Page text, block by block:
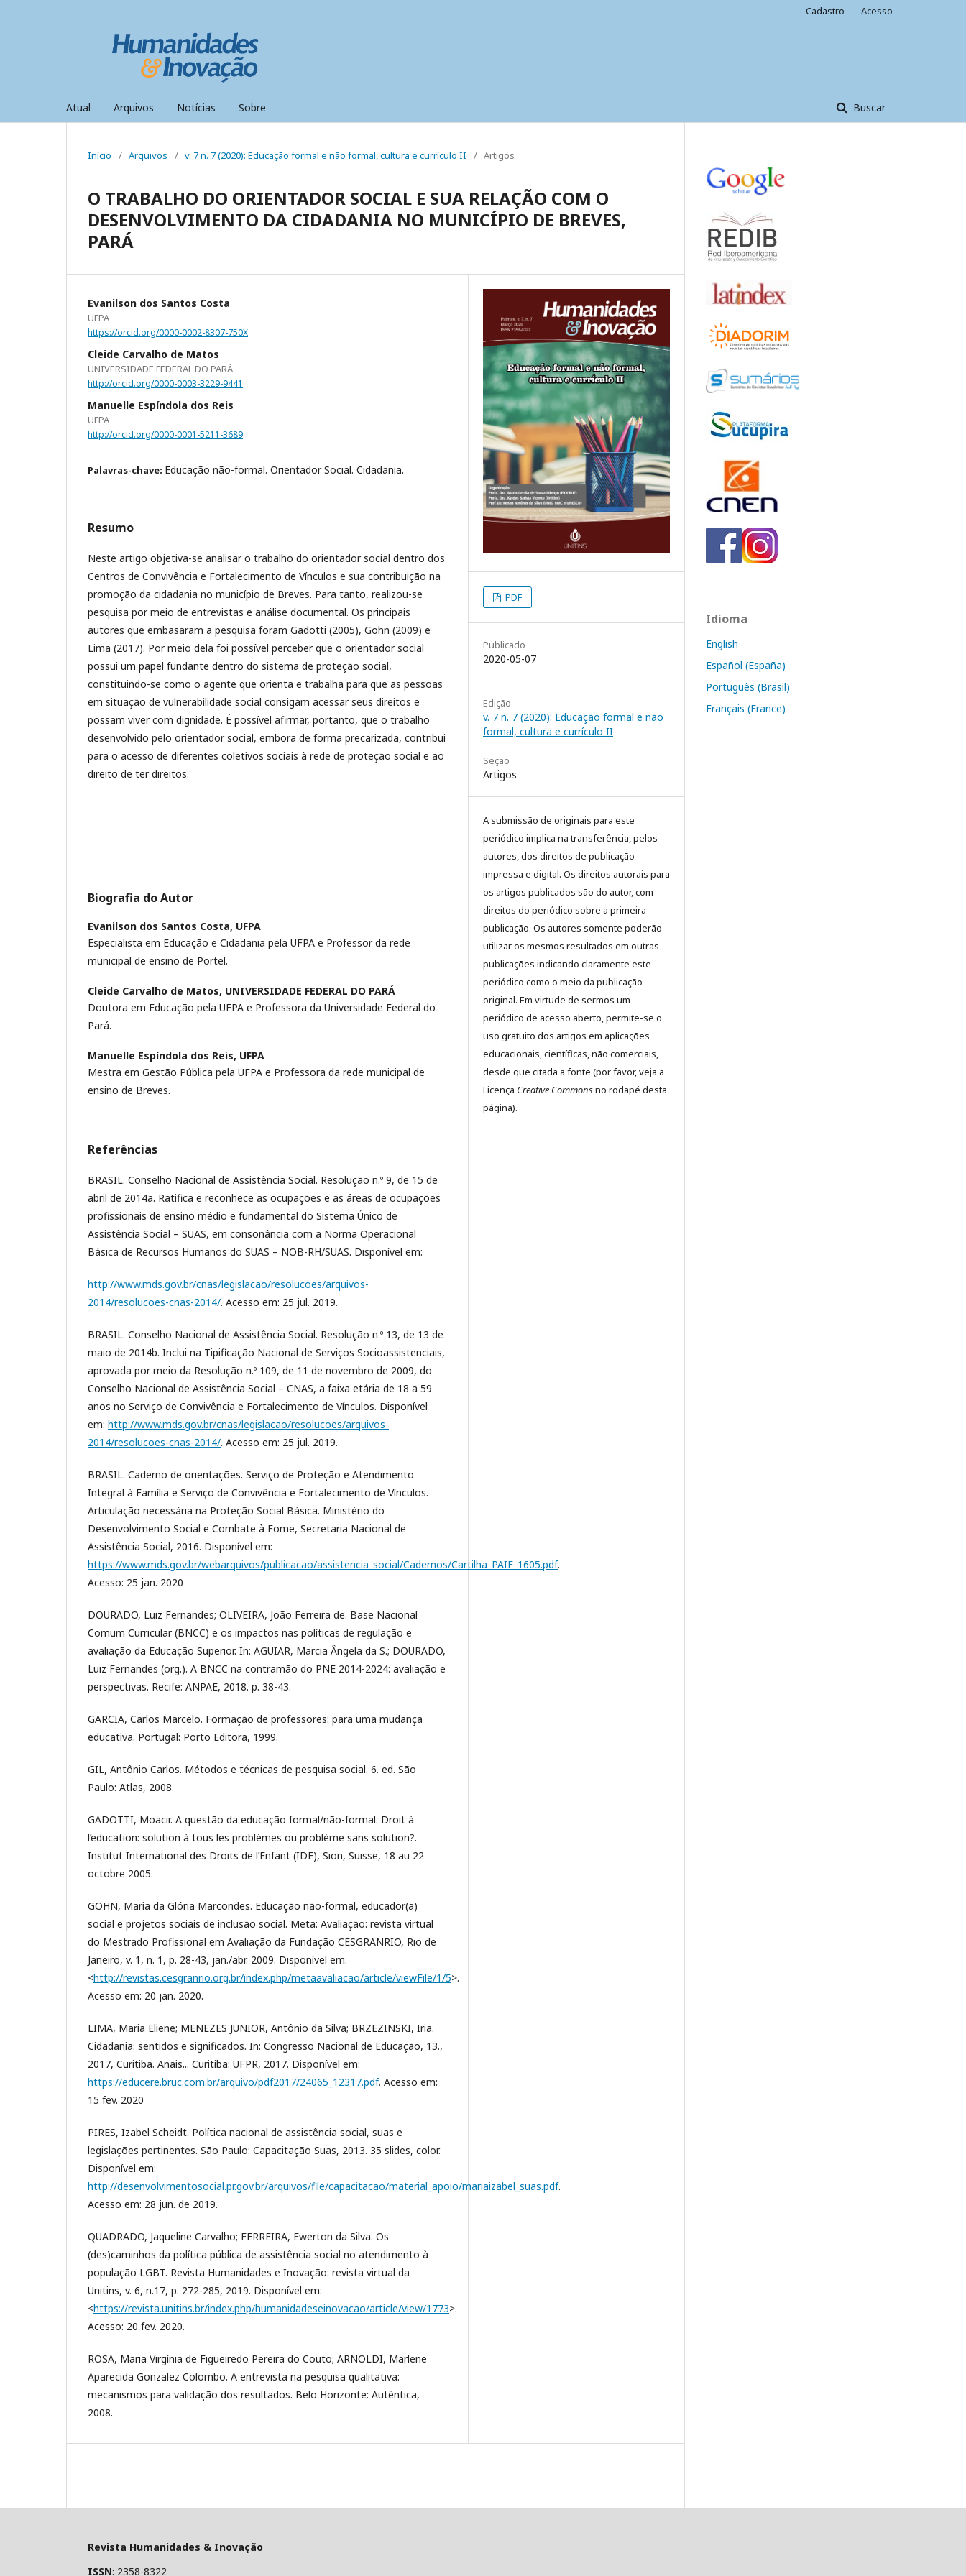
Atual Arquivos Notícias Sobre Buscar
Cadastro Acesso
Início / Arquivos / v. 7 n. 7 (2020): Educação formal e não formal, cultura e currículo II / Artigos
O TRABALHO DO ORIENTADOR SOCIAL E SUA RELAÇÃO COM O
DESENVOLVIMENTO DA CIDADANIA NO MUNICÍPIO DE BREVES,
PARÁ
Evanilson dos Santos Costa
UFPA
https://orcid.org/0000-0002-8307-750X
Cleide Carvalho de Matos
UNIVERSIDADE FEDERAL DO PARÁ
http://orcid.org/0000-0003-3229-9441
Manuelle Espíndola dos Reis
UFPA
http://orcid.org/0000-0001-5211-3689
Palavras-chave: Educação não-formal. Orientador Social. Cidadania.
Resumo
Neste artigo objetiva-se analisar o trabalho do orientador social dentro dos
Centros de Convivência e Fortalecimento de Vínculos e sua contribuição na
promoção da cidadania no município de Breves. Para tanto, realizou-se
pesquisa por meio de entrevistas e análise documental. Os principais
autores que embasaram a pesquisa foram Gadotti (2005), Gohn (2009) e
Lima (2017). Por meio dela foi possível perceber que o orientador social
possui um papel fundante dentro do sistema de proteção social,
constituindo-se como o agente que orienta e trabalha para que as pessoas
em situação de vulnerabilidade social consigam acessar seus direitos e
possam viver com dignidade. É possível afirmar, portanto, que o trabalho
desenvolvido pelo orientador social, embora de forma precarizada, contribui
para o acesso de diferentes coletivos sociais à rede de proteção social e ao
direito de ter direitos.
Biografia do Autor
Evanilson dos Santos Costa, UFPA
Especialista em Educação e Cidadania pela UFPA e Professor da rede
municipal de ensino de Portel.
Cleide Carvalho de Matos, UNIVERSIDADE FEDERAL DO PARÁ
Doutora em Educação pela UFPA e Professora da Universidade Federal do
Pará.
Manuelle Espíndola dos Reis, UFPA
Mestra em Gestão Pública pela UFPA e Professora da rede municipal de
ensino de Breves.
Referências
BRASIL. Conselho Nacional de Assistência Social. Resolução n.º 9, de 15 de
abril de 2014a. Ratifica e reconhece as ocupações e as áreas de ocupações
profissionais de ensino médio e fundamental do Sistema Único de
Assistência Social – SUAS, em consonância com a Norma Operacional
Básica de Recursos Humanos do SUAS – NOB-RH/SUAS. Disponível em:
http://www.mds.gov.br/cnas/legislacao/resolucoes/arquivos-
2014/resolucoes-cnas-2014/. Acesso em: 25 jul. 2019.
BRASIL. Conselho Nacional de Assistência Social. Resolução n.º 13, de 13 de
maio de 2014b. Inclui na Tipificação Nacional de Serviços Socioassistenciais,
aprovada por meio da Resolução n.º 109, de 11 de novembro de 2009, do
Conselho Nacional de Assistência Social – CNAS, a faixa etária de 18 a 59
anos no Serviço de Convivência e Fortalecimento de Vínculos. Disponível
em: http://www.mds.gov.br/cnas/legislacao/resolucoes/arquivos-
2014/resolucoes-cnas-2014/. Acesso em: 25 jul. 2019.
BRASIL. Caderno de orientações. Serviço de Proteção e Atendimento
Integral à Família e Serviço de Convivência e Fortalecimento de Vínculos.
Articulação necessária na Proteção Social Básica. Ministério do
Desenvolvimento Social e Combate à Fome, Secretaria Nacional de
Assistência Social, 2016. Disponível em:
https://www.mds.gov.br/webarquivos/publicacao/assistencia_social/Cadernos/Cartilha_PAIF_1605.pdf.
Acesso: 25 jan. 2020
DOURADO, Luiz Fernandes; OLIVEIRA, João Ferreira de. Base Nacional
Comum Curricular (BNCC) e os impactos nas políticas de regulação e
avaliação da Educação Superior. In: AGUIAR, Marcia Ângela da S.; DOURADO,
Luiz Fernandes (org.). A BNCC na contramão do PNE 2014-2024: avaliação e
perspectivas. Recife: ANPAE, 2018. p. 38-43.
GARCIA, Carlos Marcelo. Formação de professores: para uma mudança
educativa. Portugal: Porto Editora, 1999.
GIL, Antônio Carlos. Métodos e técnicas de pesquisa social. 6. ed. São
Paulo: Atlas, 2008.
GADOTTI, Moacir. A questão da educação formal/não-formal. Droit à
l’education: solution à tous les problèmes ou problème sans solution?.
Institut International des Droits de l’Enfant (IDE), Sion, Suisse, 18 au 22
octobre 2005.
GOHN, Maria da Glória Marcondes. Educação não-formal, educador(a)
social e projetos sociais de inclusão social. Meta: Avaliação: revista virtual
do Mestrado Profissional em Avaliação da Fundação CESGRANRIO, Rio de
Janeiro, v. 1, n. 1, p. 28-43, jan./abr. 2009. Disponível em:
<http://revistas.cesgranrio.org.br/index.php/metaavaliacao/article/viewFile/1/5>.
Acesso em: 20 jan. 2020.
LIMA, Maria Eliene; MENEZES JUNIOR, Antônio da Silva; BRZEZINSKI, Iria.
Cidadania: sentidos e significados. In: Congresso Nacional de Educação, 13.,
2017, Curitiba. Anais... Curitiba: UFPR, 2017. Disponível em:
https://educere.bruc.com.br/arquivo/pdf2017/24065_12317.pdf. Acesso em:
15 fev. 2020
PIRES, Izabel Scheidt. Política nacional de assistência social, suas e
legislações pertinentes. São Paulo: Capacitação Suas, 2013. 35 slides, color.
Disponível em:
http://desenvolvimentosocial.pr.gov.br/arquivos/file/capacitacao/material_apoio/mariaizabel_suas.pdf.
Acesso em: 28 jun. de 2019.
QUADRADO, Jaqueline Carvalho; FERREIRA, Ewerton da Silva. Os
(des)caminhos da política pública de assistência social no atendimento à
população LGBT. Revista Humanidades e Inovação: revista virtual da
Unitins, v. 6, n.17, p. 272-285, 2019. Disponível em:
<https://revista.unitins.br/index.php/humanidadeseinovacao/article/view/1773>.
Acesso: 20 fev. 2020.
ROSA, Maria Virgínia de Figueiredo Pereira do Couto; ARNOLDI, Marlene
Aparecida Gonzalez Colombo. A entrevista na pesquisa qualitativa:
mecanismos para validação dos resultados. Belo Horizonte: Autêntica,
2008.
PDF
Publicado
2020-05-07
Edição
v. 7 n. 7 (2020): Educação formal e não
formal, cultura e currículo II
Seção
Artigos
A submissão de originais para este
periódico implica na transferência, pelos
autores, dos direitos de publicação
impressa e digital. Os direitos autorais para
os artigos publicados são do autor, com
direitos do periódico sobre a primeira
publicação. Os autores somente poderão
utilizar os mesmos resultados em outras
publicações indicando claramente este
periódico como o meio da publicação
original. Em virtude de sermos um
periódico de acesso aberto, permite-se o
uso gratuito dos artigos em aplicações
educacionais, científicas, não comerciais,
desde que citada a fonte (por favor, veja a
Licença Creative Commonsno rodapé desta
página).
Idioma
English
Español (España)
Português (Brasil)
Français (France)
Revista Humanidades & Inovação
ISSN: 2358-8322